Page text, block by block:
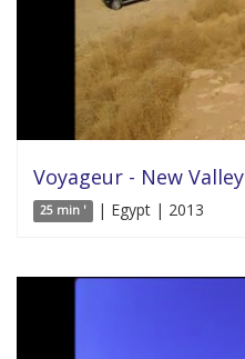
Voyageur - New Valley
25 min ' | Egypt | 2013